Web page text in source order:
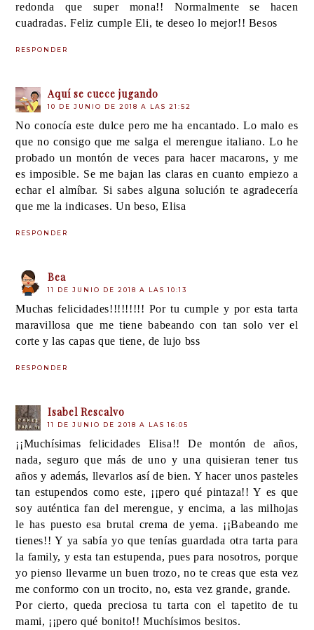
redonda que super mona!! Normalmente se hacen
cuadradas. Feliz cumple Eli, te deseo lo mejor!! Besos
RESPONDER
Aquí se cuece jugando
10 DE JUNIO DE 2018 A LAS 21:52
No conocía este dulce pero me ha encantado. Lo malo es
que no consigo que me salga el merengue italiano. Lo he
probado un montón de veces para hacer macarons, y me
es imposible. Se me bajan las claras en cuanto empiezo a
echar el almíbar. Si sabes alguna solución te agradecería
que me la indicases. Un beso, Elisa
RESPONDER
Bea
11 DE JUNIO DE 2018 A LAS 10:13
Muchas felicidades!!!!!!!!! Por tu cumple y por esta tarta
maravillosa que me tiene babeando con tan solo ver el
corte y las capas que tiene, de lujo bss
RESPONDER
Isabel Rescalvo
11 DE JUNIO DE 2018 A LAS 16:05
¡¡Muchísimas felicidades Elisa!! De montón de años,
nada, seguro que más de uno y una quisieran tener tus
años y además, llevarlos así de bien. Y hacer unos pasteles
tan estupendos como este, ¡¡pero qué pintaza!! Y es que
soy auténtica fan del merengue, y encima, a las milhojas
le has puesto esa brutal crema de yema. ¡¡Babeando me
tienes!! Y ya sabía yo que tenías guardada otra tarta para
la family, y esta tan estupenda, pues para nosotros, porque
yo pienso llevarme un buen trozo, no te creas que esta vez
me conformo con un trocito, no, esta vez grande, grande.
Por cierto, queda preciosa tu tarta con el tapetito de tu
mami, ¡¡pero qué bonito!! Muchísimos besitos.